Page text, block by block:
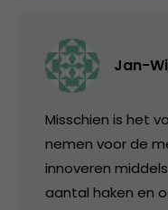
Jan-
Misschien is het
nemen voor de
innoveren
aantal haken en